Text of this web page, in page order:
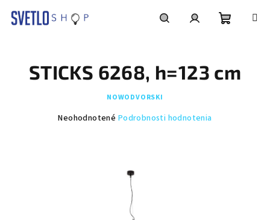
košík
STICKS 6268, h=123 cm
NOWODVORSKI
Priemerné
Neohodnotené Podrobnosti hodnotenia